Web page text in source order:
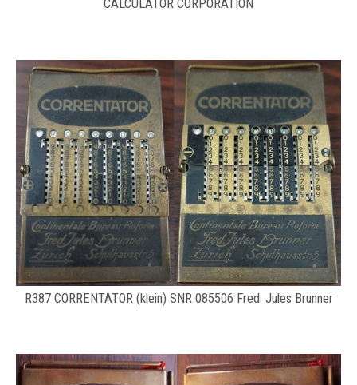
CALCULATOR CORPORATION
R387 CORRENTATOR (klein) SNR 085506 Fred. Jules Brunner